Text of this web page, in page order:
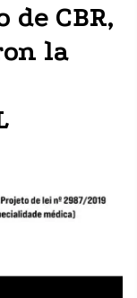
CBR,
la